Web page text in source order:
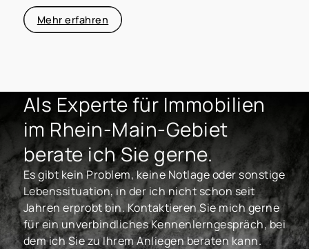
Mehr erfahren
Als Experte für Immobilien
im Rhein-Main-Gebiet
berate ich Sie gerne.
Es gibt kein Problem, keine Notlage oder sonstige
Lebenssituation, in der ich nicht schon seit
Jahren erprobt bin. Kontaktieren Sie mich gerne
für ein unverbindliches Kennenlerngespräch, bei
dem ich Sie zu Ihrem Anliegen beraten kann.